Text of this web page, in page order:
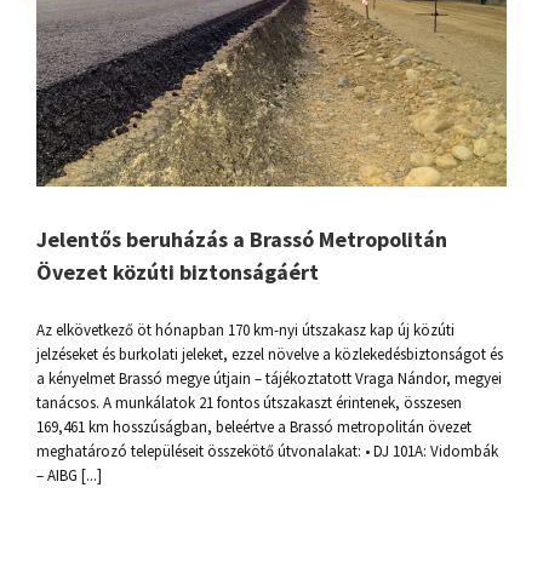
Jelentős beruházás a Brassó Metropolitán
Övezet közúti biztonságáért
Az elkövetkező öt hónapban 170 km-nyi útszakasz kap új közúti
jelzéseket és burkolati jeleket, ezzel növelve a közlekedésbiztonságot és
a kényelmet Brassó megye útjain – tájékoztatott Vraga Nándor, megyei
tanácsos. A munkálatok 21 fontos útszakaszt érintenek, összesen
169,461 km hosszúságban, beleértve a Brassó metropolitán övezet
meghatározó településeit összekötő útvonalakat: • DJ 101A: Vidombák
– AIBG [...]